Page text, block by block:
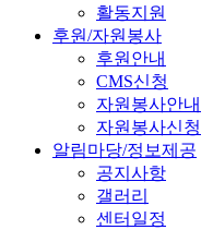
활동지원
후원/자원봉사
후원안내
CMS신청
자원봉사안내
자원봉사신청
알림마당/정보제공
공지사항
갤러리
센터일정